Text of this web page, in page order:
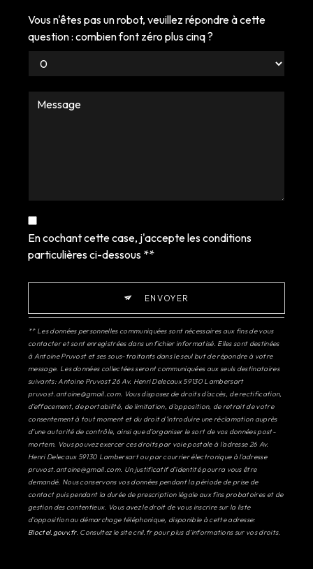
Vous n'êtes pas un robot, veuillez répondre à cette
question : combien font zéro plus cinq ?
En cochant cette case, j'accepte les conditions
particulières ci-dessous **
ENVOYER
** Les données personnelles communiquées sont nécessaires aux fins de vous
contacter et sont enregistrées dans un fichier informatisé. Elles sont destinées
à Antoine Pruvost et ses sous-traitants dans le seul but de répondre à votre
message. Les données collectées seront communiquées aux seuls destinataires
suivants: Antoine Pruvost 26 Av. Henri Delecaux 59130 Lambersart
pruvost.antoine@gmail.com. Vous disposez de droits d’accès, de rectification,
d’effacement, de portabilité, de limitation, d’opposition, de retrait de votre
consentement à tout moment et du droit d’introduire une réclamation auprès
d’une autorité de contrôle, ainsi que d’organiser le sort de vos données post-
mortem. Vous pouvez exercer ces droits par voie postale à l'adresse 26 Av.
Henri Delecaux 59130 Lambersart ou par courrier électronique à l'adresse
pruvost.antoine@gmail.com. Un justificatif d'identité pourra vous être
demandé. Nous conservons vos données pendant la période de prise de
contact puis pendant la durée de prescription légale aux fins probatoires et de
gestion des contentieux. Vous avez le droit de vous inscrire sur la liste
d'opposition au démarchage téléphonique, disponible à cette adresse:
Bloctel.gouv.fr. Consultez le site cnil.fr pour plus d’informations sur vos droits.